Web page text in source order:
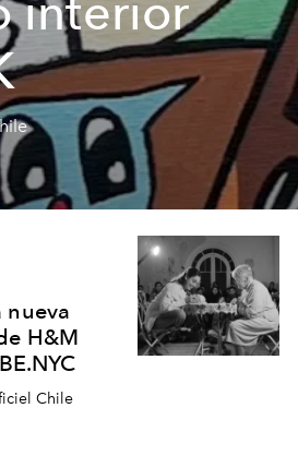
interior
nueva
H&M
Chile